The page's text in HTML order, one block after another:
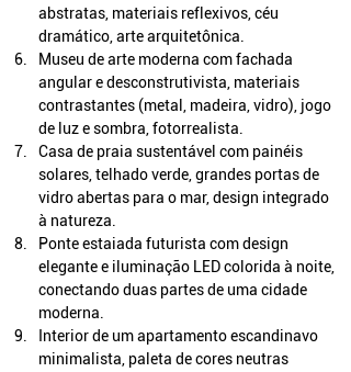
abstratas, materiais reflexivos, céu
dramático, arte arquitetônica.
Museu de arte moderna com fachada
angular e desconstrutivista, materiais
contrastantes (metal, madeira, vidro), jogo
de luz e sombra, fotorrealista.
Casa de praia sustentável com painéis
solares, telhado verde, grandes portas de
vidro abertas para o mar, design integrado
à natureza.
Ponte estaiada futurista com design
elegante e iluminação LED colorida à noite,
conectando duas partes de uma cidade
moderna.
Interior de um apartamento escandinavo
minimalista, paleta de cores neutras